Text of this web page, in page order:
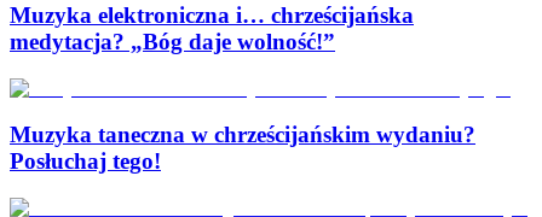
Muzyka elektroniczna i… chrześcijańska
medytacja? „Bóg daje wolność!”
Muzyka taneczna w chrześcijańskim wydaniu?
Posłuchaj tego!